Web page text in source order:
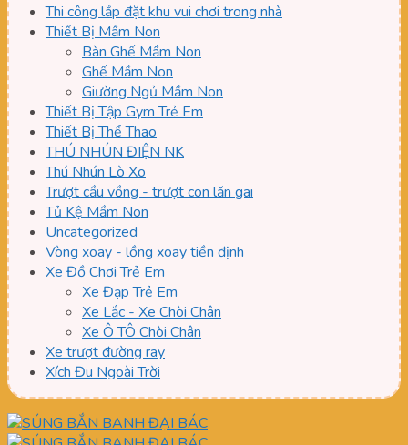
Thi công lắp đặt khu vui chơi trong nhà
Thiết Bị Mầm Non
Bàn Ghế Mầm Non
Ghế Mầm Non
Giường Ngủ Mầm Non
Thiết Bị Tập Gym Trẻ Em
Thiết Bị Thể Thao
THÚ NHÚN ĐIỆN NK
Thú Nhún Lò Xo
Trượt cầu vồng - trượt con lăn gai
Tủ Kệ Mầm Non
Uncategorized
Vòng xoay - lồng xoay tiền định
Xe Đồ Chơi Trẻ Em
Xe Đạp Trẻ Em
Xe Lắc - Xe Chòi Chân
Xe Ô TÔ Chòi Chân
Xe trượt đường ray
Xích Đu Ngoài Trời